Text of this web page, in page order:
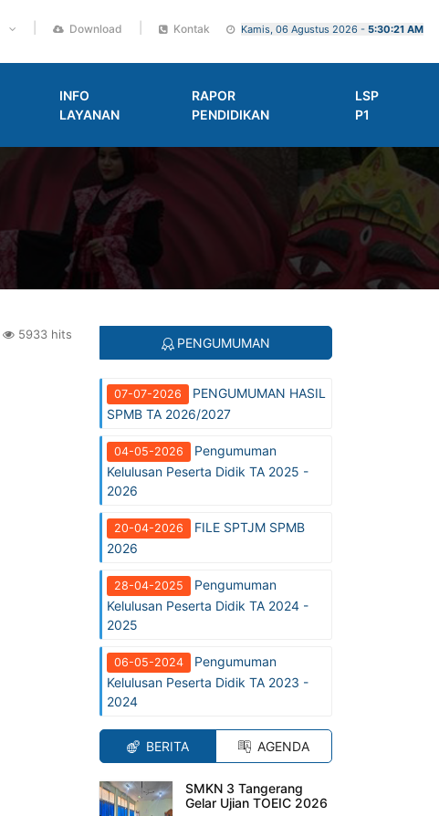
Download Kontak Kamis, 06 Agustus 2026 - 5:30:22 AM
INFO
LAYANAN
RAPOR
PENDIDIKAN
LSP
P1
5933 hits
PENGUMUMAN
07-07-2026
PENGUMUMAN HASIL
SPMB TA 2026/2027
04-05-2026
Pengumuman
Kelulusan Peserta Didik TA 2025 -
2026
20-04-2026
FILE SPTJM SPMB
2026
28-04-2025
Pengumuman
Kelulusan Peserta Didik TA 2024 -
2025
06-05-2024
Pengumuman
Kelulusan Peserta Didik TA 2023 -
2024
BERITA AGENDA
SMKN 3 Tangerang
Gelar Ujian TOEIC 2026